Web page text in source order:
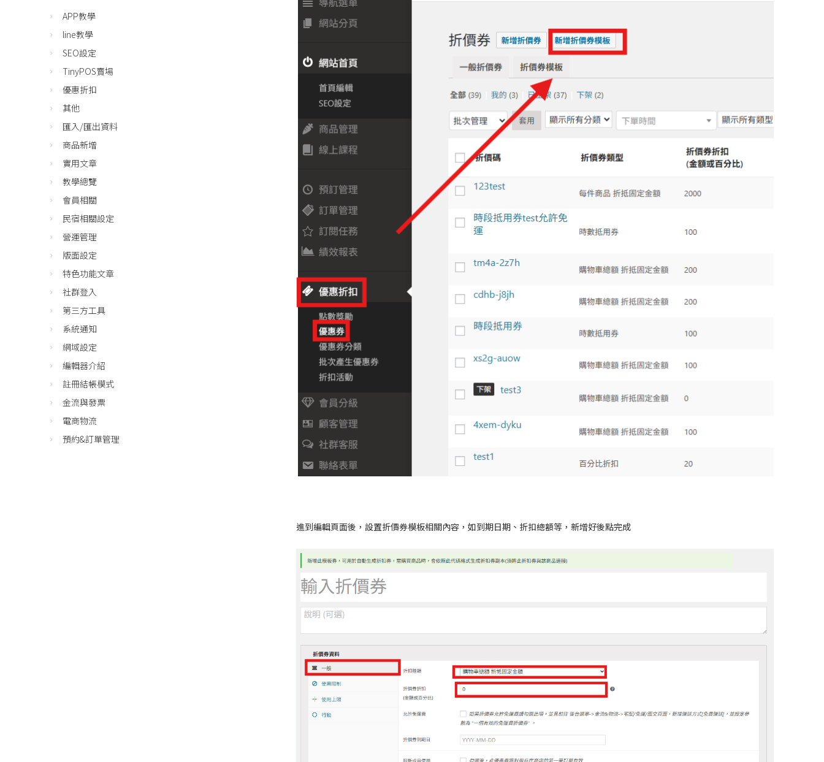
進到編輯頁面後，設置折價券模板相關內容，如到期日期、折扣總額等，新增好後點完成
APP教學
line教學
SEO設定
TinyPOS賣場
優惠折扣
其他
匯入/匯出資料
商品新增
實用文章
教學總覽
會員相關
民宿相關設定
營運管理
版面設定
特色功能文章
社群登入
第三方工具
系統通知
網域設定
編輯器介紹
註冊結帳模式
金流與發票
電商物流
預約&訂單管理